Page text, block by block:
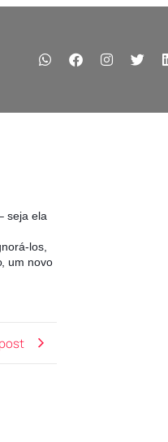
seja ela
los,
um novo